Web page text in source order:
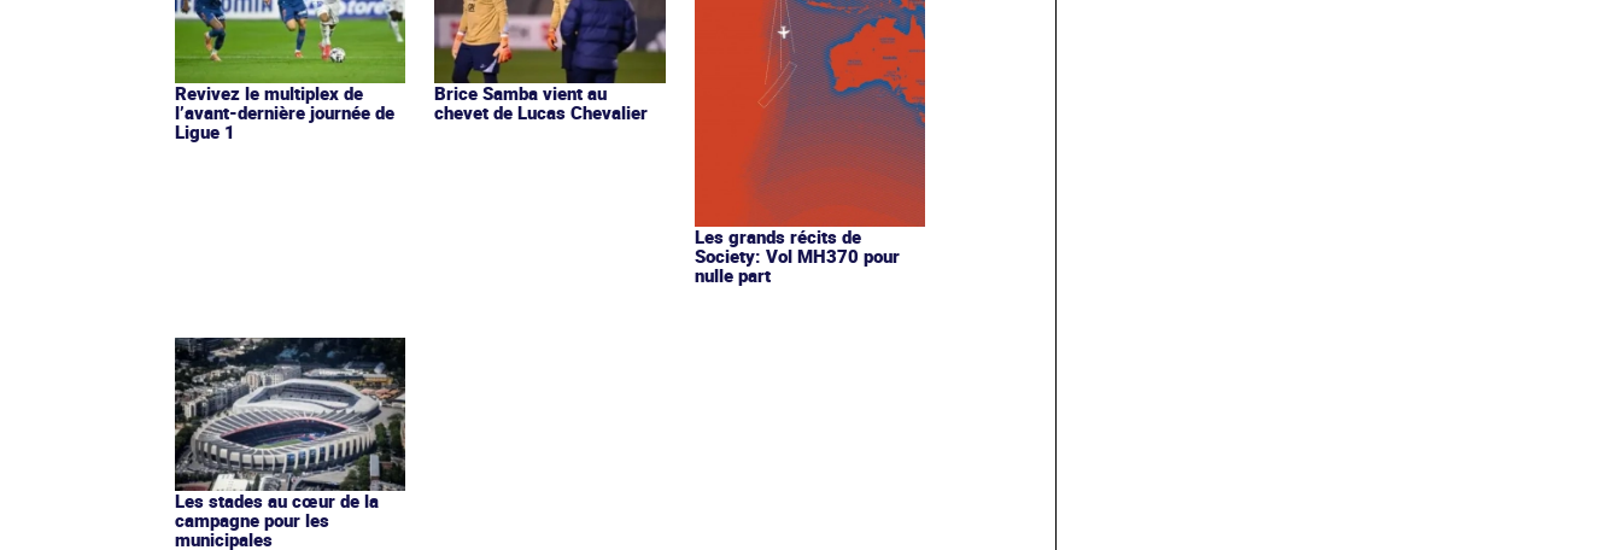
Revivez le multiplex de
l’avant-dernière journée de
Ligue 1
Brice Samba vient au
chevet de Lucas Chevalier
Les grands récits de
Society: Vol MH370 pour
nulle part
Les stades au cœur de la
campagne pour les
municipales